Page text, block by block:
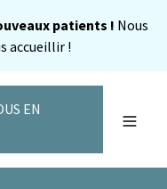
patients ! Nous
accueillir !
EN
Toggle